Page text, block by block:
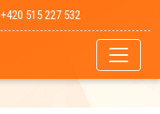
+420 515 227 532